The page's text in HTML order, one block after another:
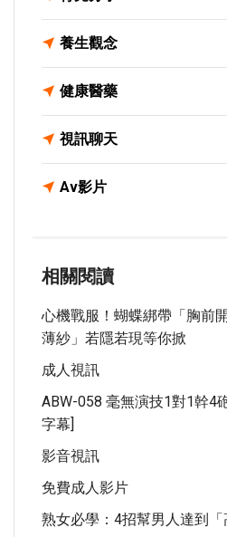
養生觀念
健康醫藥
視訊聊天
Av影片
相關閱讀
心機戰服！蝴蝶綁帶「胸
薄紗」若隱若現等你掀
成人視訊
ABW-058 毫無演技1對1幹4
字幕]
影音視訊
免費成人影片
熟女必學：4招幫男人達到「